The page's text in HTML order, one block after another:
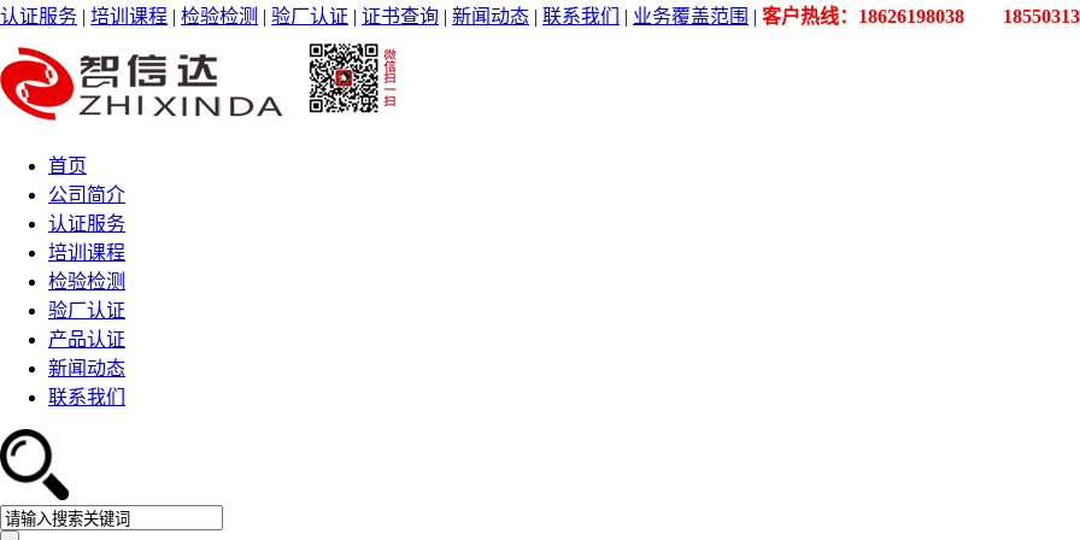
认证服务 | 培训课程 | 检验检测 | 验厂认证 | 证书查询 | 新闻动态 | 联系我们 | 业务覆盖范围 | 客户热线：18626198038
首页
公司简介
认证服务
培训课程
检验检测
验厂认证
产品认证
新闻动态
联系我们